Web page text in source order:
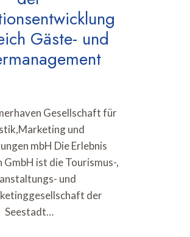
Gäste- und
Gesellschaft für
und
mbH Die Erlebnis
GmbH ist die Tourismus-,
und
der
Seestadt…